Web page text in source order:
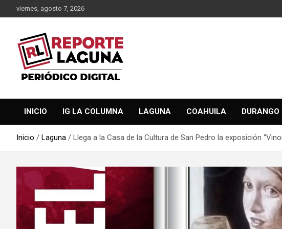
al
viernes, agosto 7, 2026
Reporte Laguna
INICIO IG LA COLUMNA LAGUNA COAHUILA DURANGO
Inicio Laguna Llega a la Casa de la Cultura de San Pedro la exposición